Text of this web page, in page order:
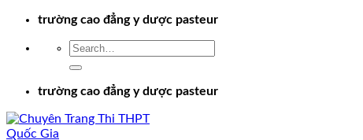
Chuyểntrường cao đẳng y dược pasteur
trường cao đẳng y dược pasteur